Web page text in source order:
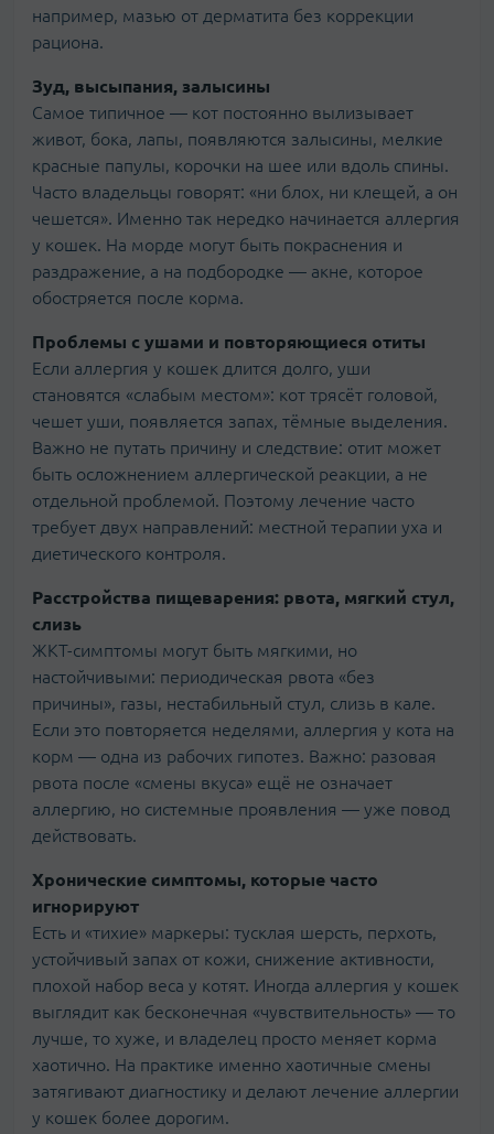
например, мазью от дерматита без коррекции
рациона.
Зуд, высыпания, залысины
Самое типичное — кот постоянно вылизывает
живот, бока, лапы, появляются залысины, мелкие
красные папулы, корочки на шее или вдоль спины.
Часто владельцы говорят: «ни блох, ни клещей, а он
чешется». Именно так нередко начинается аллергия
у кошек. На морде могут быть покраснения и
раздражение, а на подбородке — акне, которое
обостряется после корма.
Проблемы с ушами и повторяющиеся отиты
Если аллергия у кошек длится долго, уши
становятся «слабым местом»: кот трясёт головой,
чешет уши, появляется запах, тёмные выделения.
Важно не путать причину и следствие: отит может
быть осложнением аллергической реакции, а не
отдельной проблемой. Поэтому лечение часто
требует двух направлений: местной терапии уха и
диетического контроля.
Расстройства пищеварения: рвота, мягкий стул,
слизь
ЖКТ-симптомы могут быть мягкими, но
настойчивыми: периодическая рвота «без
причины», газы, нестабильный стул, слизь в кале.
Если это повторяется неделями, аллергия у кота на
корм — одна из рабочих гипотез. Важно: разовая
рвота после «смены вкуса» ещё не означает
аллергию, но системные проявления — уже повод
действовать.
Хронические симптомы, которые часто
игнорируют
Есть и «тихие» маркеры: тусклая шерсть, перхоть,
устойчивый запах от кожи, снижение активности,
плохой набор веса у котят. Иногда аллергия у кошек
выглядит как бесконечная «чувствительность» — то
лучше, то хуже, и владелец просто меняет корма
хаотично. На практике именно хаотичные смены
затягивают диагностику и делают лечение аллергии
у кошек более дорогим.